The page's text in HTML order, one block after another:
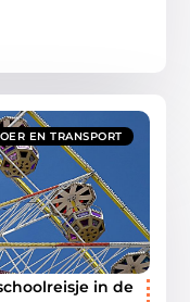
EN TRANSPORT
in de